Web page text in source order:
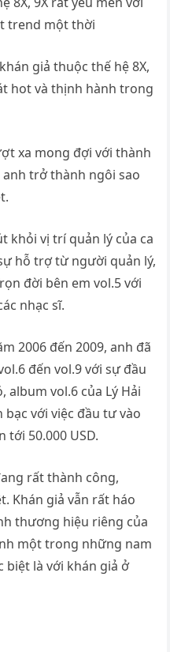
giả thuộc thế hệ 8X,
hot và thịnh hành trong
xa mong đợi với thành
trở thành ngôi sao
khỏi vị trí quản lý của ca
hỗ trợ từ người quản lý,
đời bên em vol.5 với
nhạc sĩ.
2006 đến 2009, anh đã
đến vol.9 với sự đầu
album vol.6 của Lý Hải
với việc đầu tư vào
tới 50.000 USD.
rất thành công,
Khán giả vẫn rất háo
thương hiệu riêng của
một trong những nam
biệt là với khán giả ở